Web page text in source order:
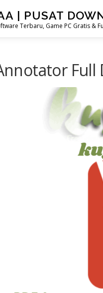
| PUSAT
Terbaru, Game PC Gratis &